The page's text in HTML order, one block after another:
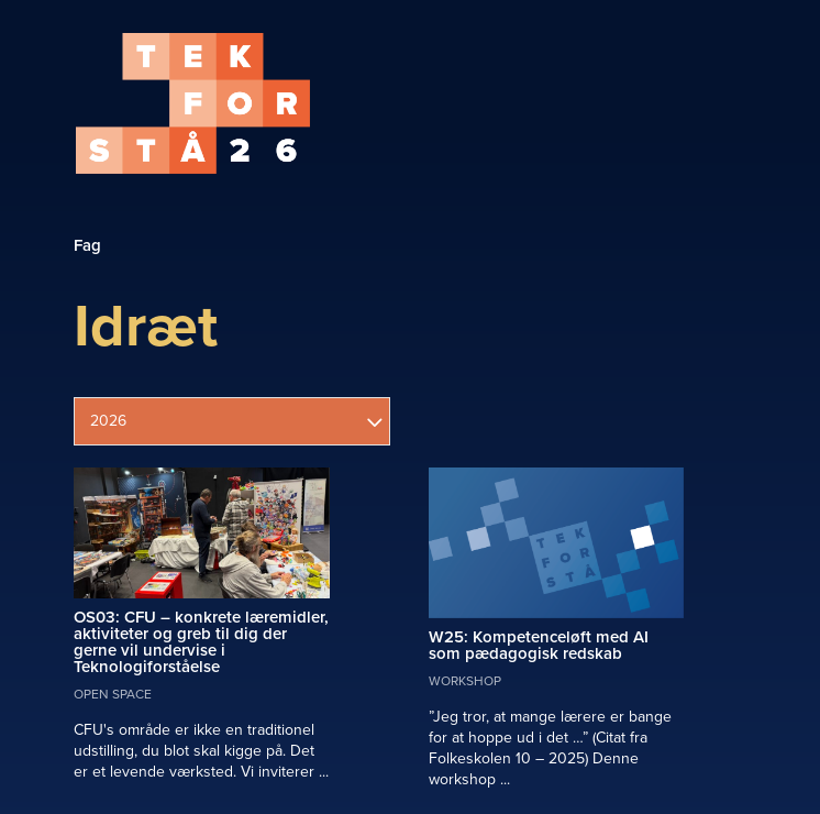
Fag
Idræt
2026
OS03: CFU – konkrete læremidler,
aktiviteter og greb til dig der
gerne vil undervise i
Teknologiforståelse
OPEN SPACE
CFU's område er ikke en traditionel
udstilling, du blot skal kigge på. Det
er et levende værksted. Vi inviterer ...
W25: Kompetenceløft med AI
som pædagogisk redskab
WORKSHOP
”Jeg tror, at mange lærere er bange
for at hoppe ud i det …” (Citat fra
Folkeskolen 10 – 2025) Denne
workshop ...